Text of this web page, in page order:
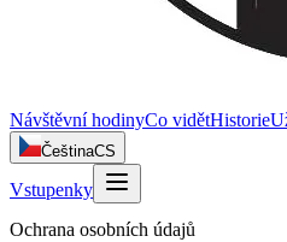
Návštěvní hodinyCo vidětHistorie
ČeštinaCS
Vstupenky
Ochrana osobních údajů